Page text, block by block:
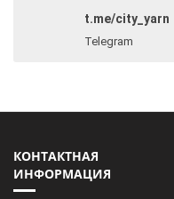
t.me/city_yarn
Telegram
КОНТАКТНАЯ
ИНФОРМАЦИЯ